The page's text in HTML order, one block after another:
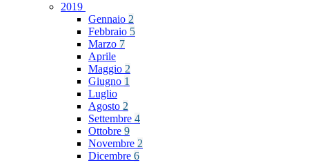
2019
Gennaio 2
Febbraio 5
Marzo 7
Aprile
Maggio 2
Giugno 1
Luglio
Agosto 2
Settembre 4
Ottobre 9
Novembre 2
Dicembre 6